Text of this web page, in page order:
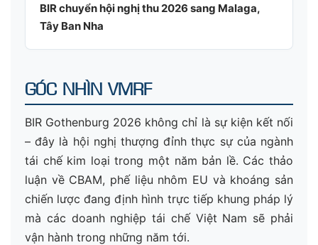
BIR chuyển hội nghị thu 2026 sang Malaga,
Tây Ban Nha
GÓC NHÌN VMRF
BIR Gothenburg 2026 không chỉ là sự kiện kết nối
– đây là hội nghị thượng đỉnh thực sự của ngành
tái chế kim loại trong một năm bản lề. Các thảo
luận về CBAM, phế liệu nhôm EU và khoáng sản
chiến lược đang định hình trực tiếp khung pháp lý
mà các doanh nghiệp tái chế Việt Nam sẽ phải
vận hành trong những năm tới.